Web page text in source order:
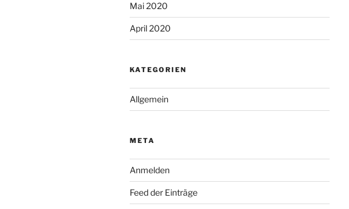
Mai 2020
April 2020
KATEGORIEN
Allgemein
META
Anmelden
Feed der Einträge